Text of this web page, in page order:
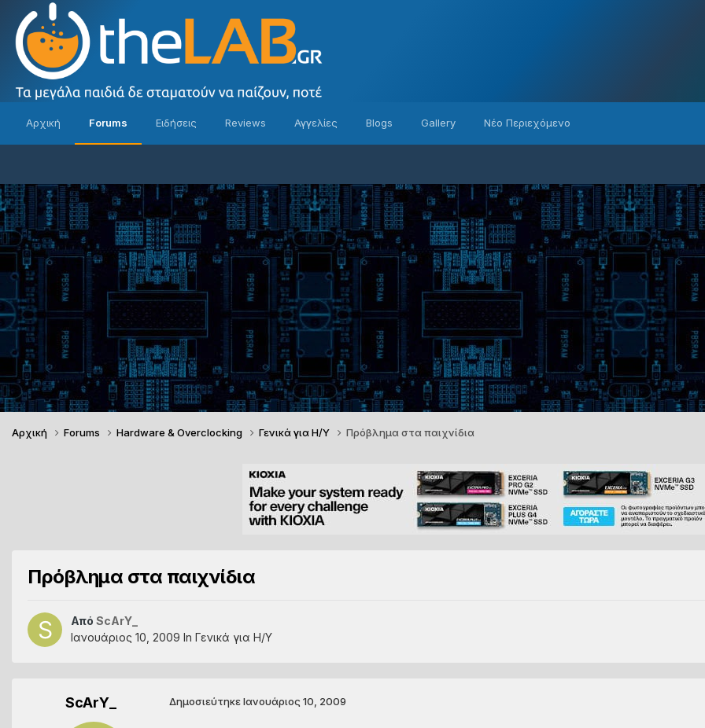
Αρχική Forums Ειδήσεις Reviews Αγγελίες Blogs Gallery Νέο Περιεχόμενο
Αρχική Forums Hardware & Overclocking Γενικά για Η/Υ Πρόβλημα στα παιχνίδια
Πρόβλημα στα παιχνίδια
Από ScArY_
Ιανουάριος 10, 2009 In Γενικά για Η/Υ
ScArY_ ΔημοσιεύτηκεΙανουάριος 10, 2009